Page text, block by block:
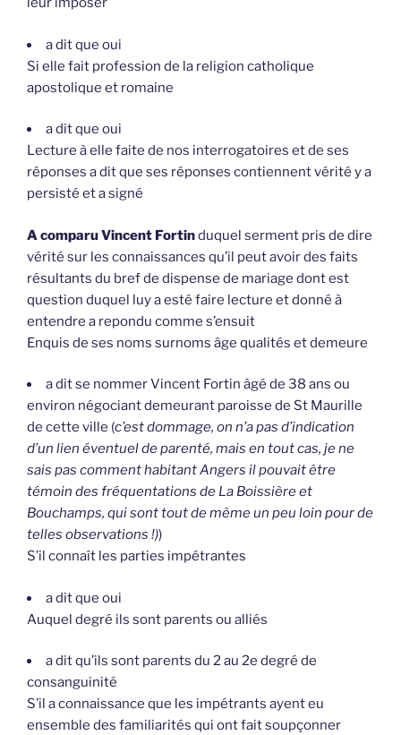
a dit que oui
Si elle fait profession de la religion catholique
apostolique et romaine
a dit que oui
Lecture à elle faite de nos interrogatoires et de ses
réponses a dit que ses réponses contiennent vérité y a
persisté et a signé
A comparu Vincent Fortinduquel serment pris de dire
vérité sur les connaissances qu’il peut avoir des faits
résultants du bref de dispense de mariage dont est
question duquel luy a esté faire lecture et donné à
entendre a repondu comme s’ensuit
Enquis de ses noms surnoms âge qualités et demeure
a dit se nommer Vincent Fortin âgé de 38 ans ou
environ négociant demeurant paroisse de St Maurille
de cette ville (c’est dommage, on n’a pas d’indication
d’un lien éventuel de parenté, mais en tout cas, je ne
sais pas comment habitant Angers il pouvait être
témoin des fréquentations de La Boissière et
Bouchamps, qui sont tout de même un peu loin pour de
telles observations !))
S’il connaît les parties impétrantes
a dit que oui
Auquel degré ils sont parents ou alliés
a dit qu’ils sont parents du 2 au 2e degré de
consanguinité
S’il a connaissance que les impétrants ayent eu
ensemble des familiarités qui ont fait soupçonner